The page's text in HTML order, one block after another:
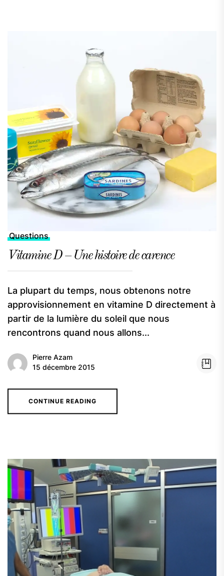
Questions
Vitamine D – Une histoire de carence
La plupart du temps, nous obtenons notre
approvisionnement en vitamine D directement à
partir de la lumière du soleil que nous
rencontrons quand nous allons...
Pierre Azam
15 décembre 2015
CONTINUE READING